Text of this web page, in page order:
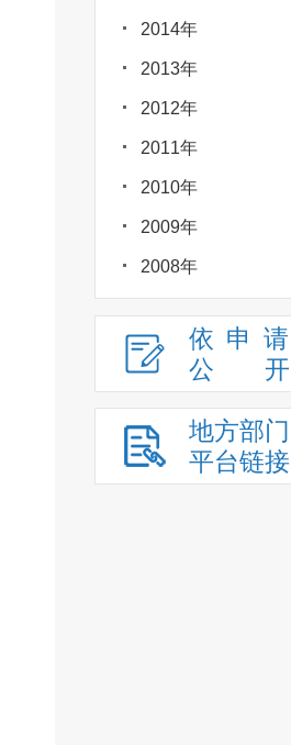
2014年
2013年
2012年
2011年
2010年
2009年
2008年
依申请
公
开
地方部门
平台链接